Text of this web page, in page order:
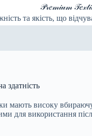
𝒫𝓇𝑒𝓂𝒾𝓊𝓂
та якість, що
здатність
мають високу
для використання